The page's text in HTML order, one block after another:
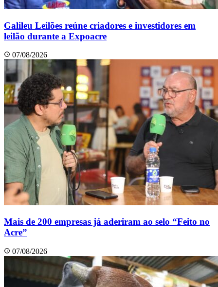
Galileu Leilões reúne criadores e investidores em
leilão durante a Expoacre
07/08/2026
Mais de 200 empresas já aderiram ao selo “Feito no
Acre”
07/08/2026